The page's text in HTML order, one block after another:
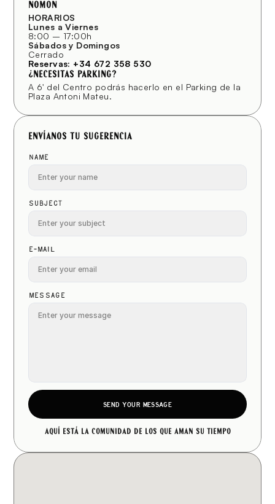
NOMON
HORARIOS
Lunes a Viernes
8:00 – 17:00h
Sábados y Domingos
Cerrado
Reservas: +34 672 358 530
¿Necesitas Parking?
A 6' del Centro podrás hacerlo en el Parking de la
Plaza Antoni Mateu.
Envíanos tu sugerencia
Name
Subject
E-Mail
Message
SEND YOUR MESSAGE
Aquí está la comunidad de los que aman su tiempo